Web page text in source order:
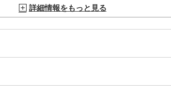
詳細情報をもっと見る